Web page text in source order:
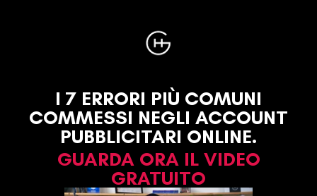
I 7 ERRORI PIÙ COMUNI
COMMESSI NEGLI ACCOUNT
PUBBLICITARI ONLINE.
GUARDA ORA IL VIDEO
GRATUITO